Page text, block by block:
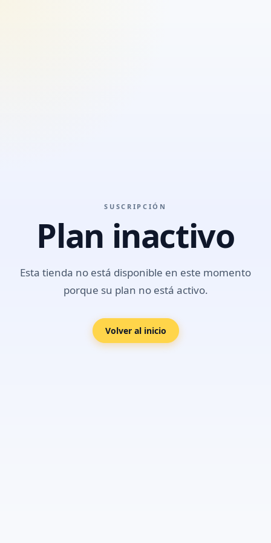
SUSCRIPCIÓN
Plan inactivo
Esta tienda no está disponible en este momento
porque su plan no está activo.
Volver al inicio